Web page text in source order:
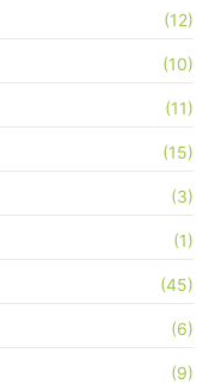
(12)
(10)
(11)
(15)
(3)
(1)
(45)
(6)
(9)